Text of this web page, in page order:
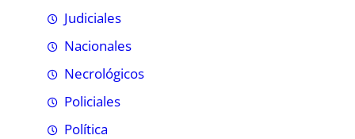
Judiciales
Nacionales
Necrológicos
Policiales
Política